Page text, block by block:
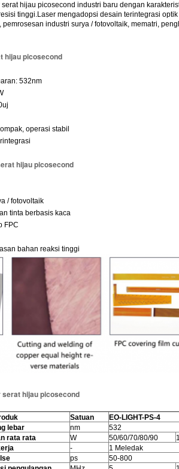
hijau picosecond industri baru dengan
tinggi.Laser mengadopsi desain terintegrasi
industri surya / fotovoltaik, mematri,
hijau picosecond
532nm
operasi stabil
hijau picosecond
/ fotovoltaik
tinta berbasis kaca
FPC
bahan reaksi tinggi
serat hijau picosecond
Satuan
EO-LIGHT-PS-4
lebar nm
532
rata rata
W 50/60/70/80/90
-
1 Meledak
ps
50-800